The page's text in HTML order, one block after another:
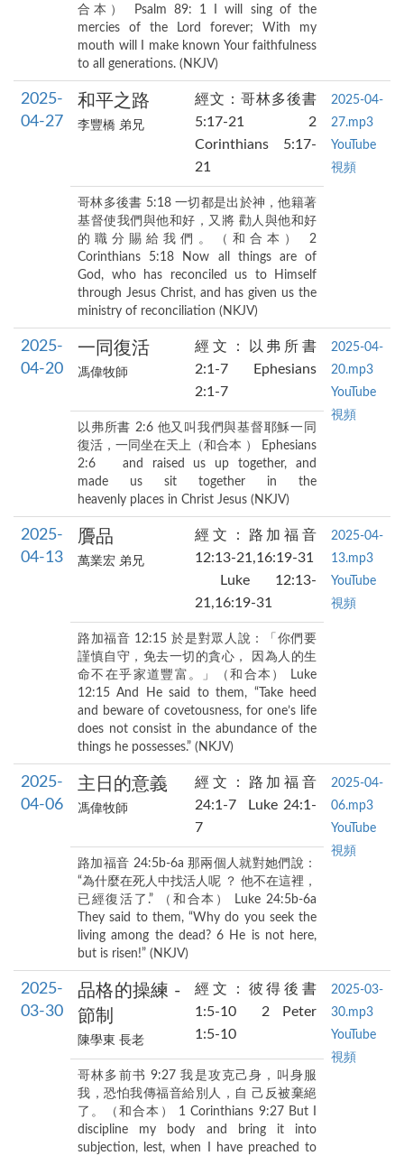
合本） Psalm 89: 1 I will sing of the
mercies of the Lord forever; With my
mouth will I make known Your faithfulness
to all generations. (NKJV)
2025-
04-27
和平之路
李豐橋 弟兄
經文：哥林多後書
5:17-21 2
Corinthians 5:17-
21
2025-04-
27.mp3
YouTube
視頻
哥林多後書 5:18 一切都是出於神，他籍著
基督使我們與他和好，又將 勸人與他和好
的職分賜給我們。（和合本） 2
Corinthians 5:18 Now all things are of
God, who has reconciled us to Himself
through Jesus Christ, and has given us the
ministry of reconciliation (NKJV)
2025-
04-20
一同復活
馮偉牧師
經文：以弗所書
2:1-7 Ephesians
2:1-7
2025-04-
20.mp3
YouTube
視頻
以弗所書 2:6 他又叫我們與基督耶穌一同
復活，一同坐在天上（和合本 ） Ephesians
2:6 and raised us up together, and
made us sit together in the
heavenly places in Christ Jesus (NKJV)
2025-
04-13
贗品
萬業宏 弟兄
經文：路加福音
12:13-21,16:19-31
Luke 12:13-
21,16:19-31
2025-04-
13.mp3
YouTube
視頻
路加福音 12:15 於是對眾人說：「你們要
謹慎自守，免去一切的貪心， 因為人的生
命不在乎家道豐富。」（和合本） Luke
12:15 And He said to them, “Take heed
and beware of covetousness, for one’s life
does not consist in the abundance of the
things he possesses.” (NKJV)
2025-
04-06
主日的意義
馮偉牧師
經文：路加福音
24:1-7 Luke 24:1-
7
2025-04-
06.mp3
YouTube
視頻
路加福音 24:5b-6a 那兩個人就對她們說：
“為什麼在死人中找活人呢 ？ 他不在這裡，
已經復活了.” （和合本） Luke 24:5b-6a
They said to them, “Why do you seek the
living among the dead? 6 He is not here,
but is risen!” (NKJV)
2025-
03-30
品格的操練 -
節制
陳學東 長老
經文：彼得後書
1:5-10 2 Peter
1:5-10
2025-03-
30.mp3
YouTube
視頻
哥林多前书 9:27 我是攻克己身，叫身服
我，恐怕我傳福音給別人，自 己反被棄絕
了。（和合本） 1 Corinthians 9:27 But I
discipline my body and bring it into
subjection, lest, when I have preached to